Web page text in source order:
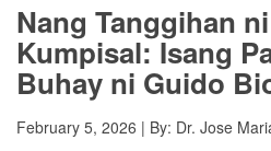
Nang Tanggihan
Kumpisal: Isang
Buhay ni Guido
February 5, 2026 | By: Dr. Jose